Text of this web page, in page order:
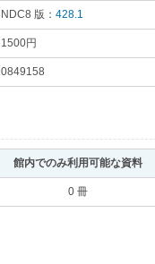
NDC8 版： 428.1
1500円
0849158
館内でのみ利用可能な資料｡
0 冊